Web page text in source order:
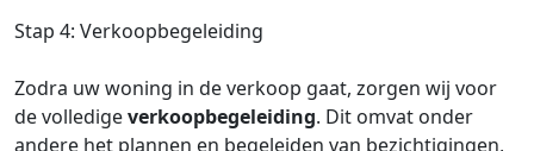
Stap 4: Verkoopbegeleiding
Zodra uw woning in de verkoop gaat, zorgen wij voor
de volledigeverkoopbegeleiding. Dit omvat onder
andere het plannen en begeleiden van bezichtigingen,